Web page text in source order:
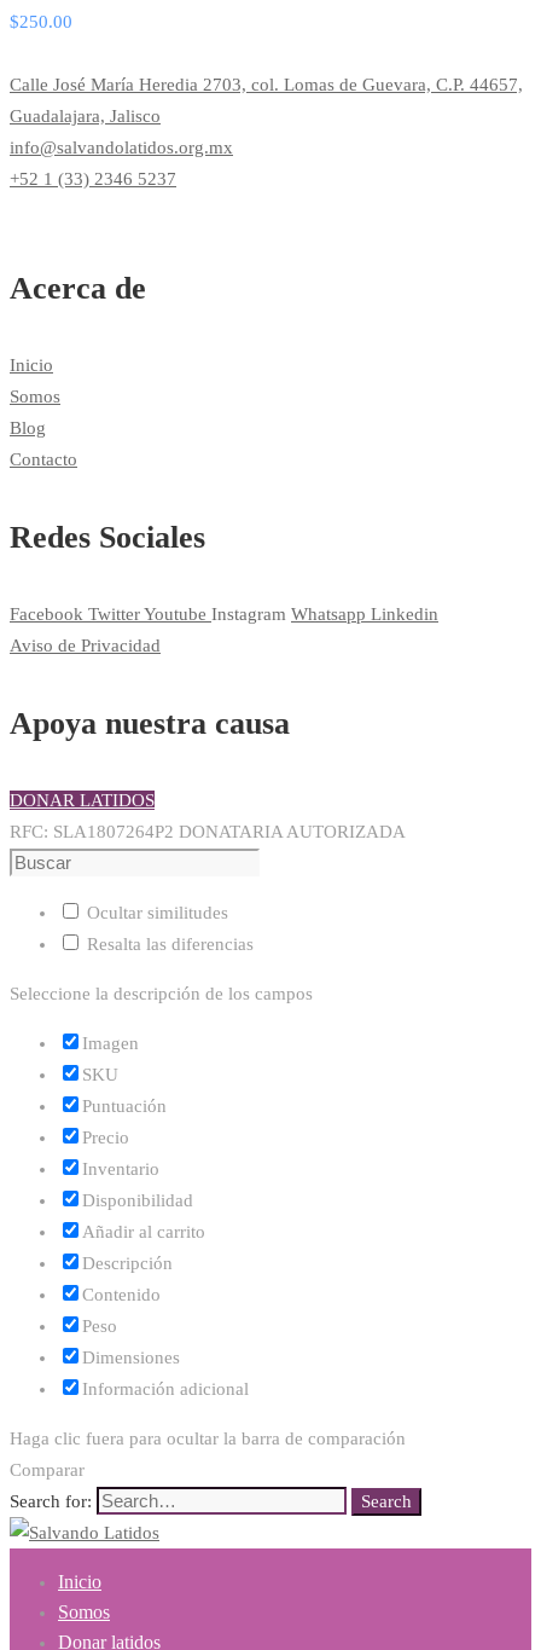
$250.00
Calle José María Heredia 2703, col. Lomas de Guevara, C.P. 44657,
Guadalajara, Jalisco
info@salvandolatidos.org.mx
+52 1 (33) 2346 5237
Acerca de
Inicio
Somos
Blog
Contacto
Redes Sociales
Facebook TwitterYoutube Instagram Whatsapp Linkedin
Aviso de Privacidad
Apoya nuestra causa
DONAR LATIDOS
RFC: SLA1807264P2 DONATARIA AUTORIZADA
Ocultar similitudes
Resalta las diferencias
Seleccione la descripción de los campos
Imagen
SKU
Puntuación
Precio
Inventario
Disponibilidad
Añadir al carrito
Descripción
Contenido
Peso
Dimensiones
Información adicional
Haga clic fuera para ocultar la barra de comparación
Comparar
Search for:
Search
Inicio
Somos
Donar latidos